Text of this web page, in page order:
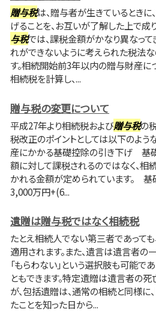
贈与税は、贈与者が生きているとき
げることを、お互いが了解した上で成
与税では、課税金額がかなり異なって
れができないように考えられた税法な
す。相続開始前3年以内の贈与財産に
相続税を計算し、...
贈与税の変更について
平成27年より相続税および贈与税の
税改正のポイントとしては以下のよう
産にかかる基礎控除の引き下げ 基
額に対して課税されるのではなく、相
かれる金額が定められています。
3,000万円+(6...
遺贈は贈与税ではなく相続税
たとえ相続人でない第三者であっても
適用されます。また、遺言は遺言者の
「もらわない」という選択肢も可能で
ともできます。特定遺贈は遺言者の
が、包括遺贈は、通常の相続と同様に
たことを知った日から...